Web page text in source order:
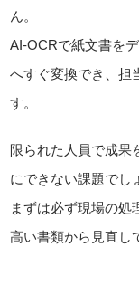
ん。
AI-OCRで紙文書を
へすぐ変換でき、担
す。
限られた人員で成果
にできない課題でし
まずは必ず現場の処
高い書類から見直し